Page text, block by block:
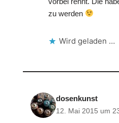
zu werden
Wird geladen …
dosenkunst
12. Mai 2015 um